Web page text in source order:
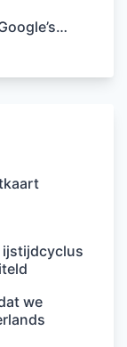
ijstijdcyclus
we